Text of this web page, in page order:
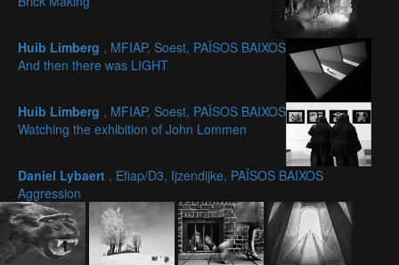
Huib Limberg , MFIAP, Soest, PAÏSOS BAIXOS
And then there was LIGHT
Huib Limberg , MFIAP, Soest, PAÏSOS BAIXOS
Watching the exhibition of John Lommen
Daniel Lybaert , Efiap/D3, Ijzendijke, PAÏSOS BAIXOS
Aggression